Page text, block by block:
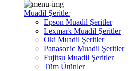
Muadil Şeritler
Epson Muadil Şeritler
Lexmark Muadil Şeritler
Oki Muadil Şeritler
Panasonic Muadil Şeritler
Fujitsu Muadil Şeritler
Tüm Ürünler